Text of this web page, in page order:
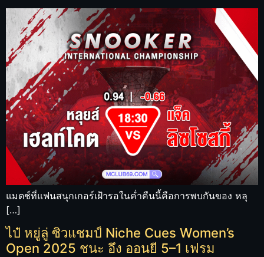
แมตช์ที่แฟนสนุกเกอร์เฝ้ารอในค่ำคืนนี้คือการพบกันของ หลุ
[…]
ไป๋ หยู่ลู่ ซิวแชมป์ Niche Cues Women’s
Open 2025 ชนะ อึง ออนยี 5–1 เฟรม